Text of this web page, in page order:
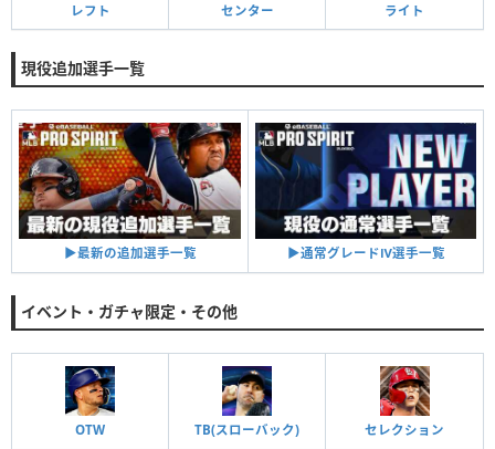
レフト センター ライト
現役追加選手一覧
▶︎最新の追加選手一覧 ▶︎通常グレードⅣ選手一覧
イベント・ガチャ限定・その他
OTW TB(スローバック) セレクション